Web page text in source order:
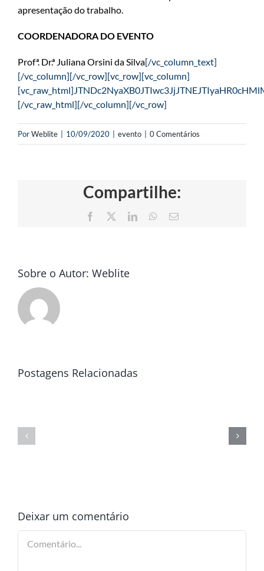
apresentação do trabalho.
COORDENADORA DO EVENTO
Profª. Dr.ª Juliana Orsini da Silva[/vc_column_text]
[/vc_column][/vc_row][vc_row][vc_column]
[/vc_raw_html][/vc_column][/vc_row]
PorWeblite 10/09/2020 evento 0 Comentários
Compartilhe:
Facebook LinkedInWhatsApp
E-
Sobre o Autor: Weblite
Postagens Relacionadas
Deixar um comentário